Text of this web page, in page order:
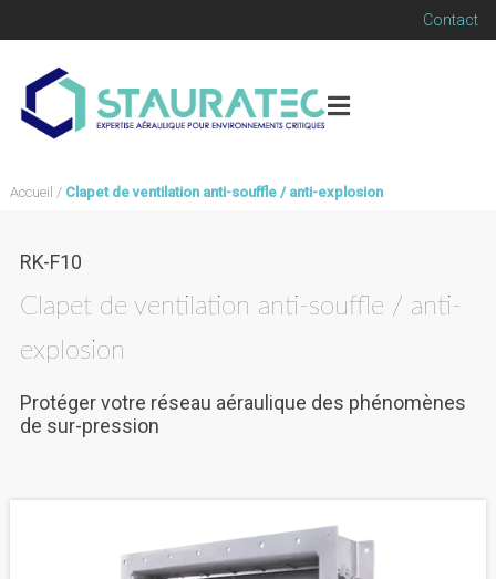
Contact
Accueil / Clapet de ventilation anti-souffle / anti-explosion
RK-F10
Clapet de ventilation anti-souffle / anti-
explosion
Protéger votre réseau aéraulique des phénomènes
de sur-pression